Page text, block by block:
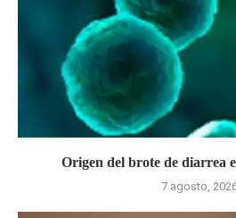
Origen del brote de diarrea
7 agosto,